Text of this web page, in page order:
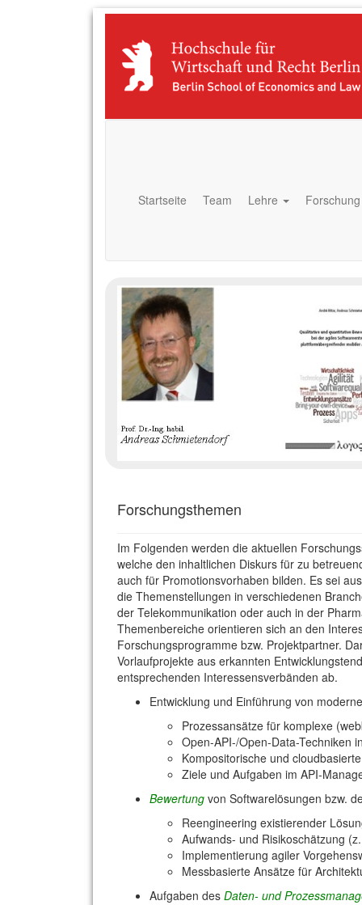
Startseite Team Lehre
Forschungsthemen
Im Folgenden werden die aktuellen
welche den inhaltlichen Diskurs für zu
auch für Promotionsvorhaben bilden. Es sei
die Themenstellungen in verschiedenen
der Telekommunikation oder auch in der
Themenbereiche orientieren sich an den
Forschungsprogramme bzw. Projektpartner.
Vorlaufprojekte aus erkannten
entsprechenden Interessensverbänden ab.
Entwicklung und Einführung von
Prozessansätze für komplexe
Open-API-/Open-Data-Techniken
Kompositorische und
Ziele und Aufgaben im API-
Bewertung von Softwarelösungen bzw.
Reengineering existierender
Aufwands- und Risikoschätzung
Implementierung agiler
Messbasierte Ansätze für
Aufgaben des Daten- und